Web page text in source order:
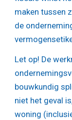
maken tussen
de
Let op! De
bouwkundig
niet het geval
woning